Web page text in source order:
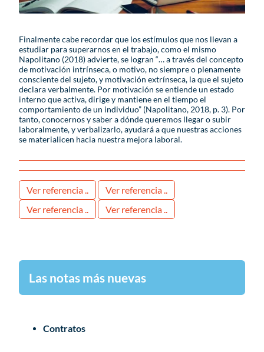
Finalmente cabe recordar que los estímulos que nos llevan a
estudiar para superarnos en el trabajo, como el mismo
Napolitano (2018) advierte, se logran “… a través del concepto
de motivación intrínseca, o motivo, no siempre o plenamente
consciente del sujeto, y motivación extrínseca, la que el sujeto
declara verbalmente. Por motivación se entiende un estado
interno que activa, dirige y mantiene en el tiempo el
comportamiento de un individuo” (Napolitano, 2018, p. 3). Por
tanto, conocernos y saber a dónde queremos llegar o subir
laboralmente, y verbalizarlo, ayudará a que nuestras acciones
se materialicen hacia nuestra mejora laboral.
Ver referencia ..
Ver referencia ..
Ver referencia ..
Ver referencia ..
Las notas más nuevas
Contratos